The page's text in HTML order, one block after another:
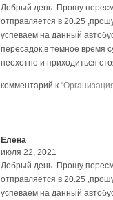
Добрый день. Прошу
отправляется в 20.25
успеваем на данный
пересадок,в темное время
неохотно и приходиться
комментарий к
Елена
июля 22, 2021
Добрый день. Прошу
отправляется в 20.25
успеваем на данный